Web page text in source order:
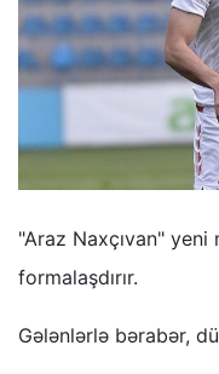
"Araz Naxçıvan"
formalaşdırır.
Gələnlərlə bərabər,